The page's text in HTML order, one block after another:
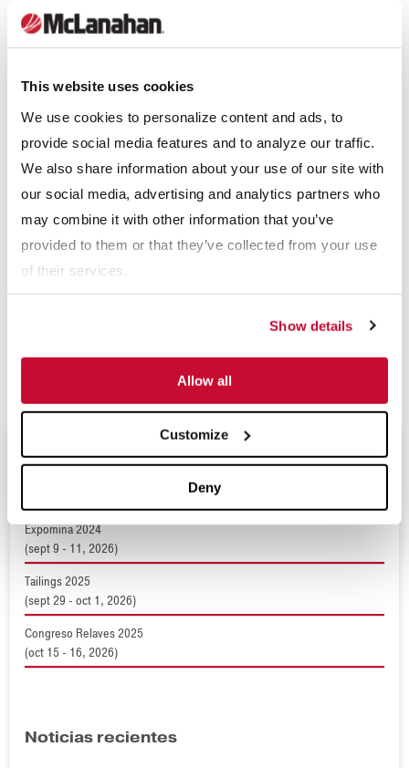
This website uses cookies
We use cookies to personalize content and ads, to
provide social media features and to analyze our traffic.
We also share information about your use of our site with
our social media, advertising and analytics partners who
may combine it with other information that you’ve
provided to them or that they’ve collected from your use
of their services.
Show details
Allow all
Customize
Deny
Mike Smith será quien reemplace a Prenatt en su puesto de
director de ingeniería en la división de procesamiento de
minerales. Anteriormente, ocupaba el cargo de vicedirector de
ingeniería en esa división.
Otro empleado de McLanahan también liderará un nuevo
departamento. Adam Eardley será el director de gestión de
En McLanahan continuamos reconociendo el potencial de
nuestros empleados y estamos orgullosos de tener un personal
Próximos Eventos
Expomina 2024
(sept 9 - 11, 2026)
Tailings 2025
(sept 29 - oct 1, 2026)
Congreso Relaves 2025
(oct 15 - 16, 2026)
Noticias recientes